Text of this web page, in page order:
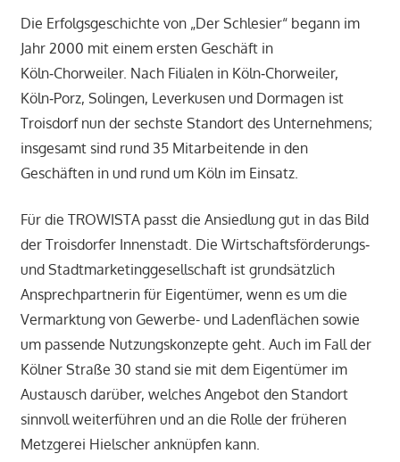
Die Erfolgsgeschichte von „Der Schlesier“ begann im
Jahr 2000 mit einem ersten Geschäft in
Köln‑Chorweiler. Nach Filialen in Köln‑Chorweiler,
Köln‑Porz, Solingen, Leverkusen und Dormagen ist
Troisdorf nun der sechste Standort des Unternehmens;
insgesamt sind rund 35 Mitarbeitende in den
Geschäften in und rund um Köln im Einsatz.
Für die TROWISTA passt die Ansiedlung gut in das Bild
der Troisdorfer Innenstadt. Die Wirtschafts­förderungs‑
und Stadtmarketinggesellschaft ist grundsätzlich
Ansprechpartnerin für Eigentümer, wenn es um die
Vermarktung von Gewerbe- und Ladenflächen sowie
um passende Nutzungskonzepte geht. Auch im Fall der
Kölner Straße 30 stand sie mit dem Eigentümer im
Austausch darüber, welches Angebot den Standort
sinnvoll weiterführen und an die Rolle der früheren
Metzgerei Hielscher anknüpfen kann.